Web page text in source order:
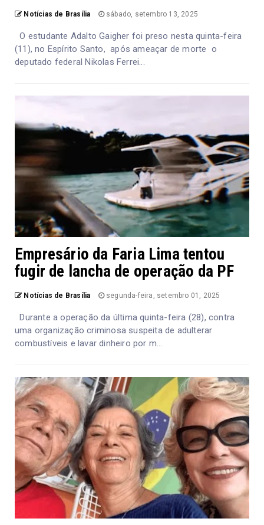
Notícias de Brasília sábado, setembro 13, 2025
O estudante Adalto Gaigher foi preso nesta quinta-feira
(11), no Espírito Santo, após ameaçar de morte o
deputado federal Nikolas Ferrei...
Empresário da Faria Lima tentou
fugir de lancha de operação da PF
Notícias de Brasília segunda-feira, setembro 01, 2025
Durante a operação da última quinta-feira (28), contra
uma organização criminosa suspeita de adulterar
combustíveis e lavar dinheiro por m...